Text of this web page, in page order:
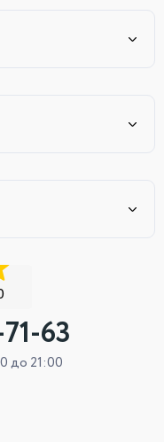
63
до 21:00